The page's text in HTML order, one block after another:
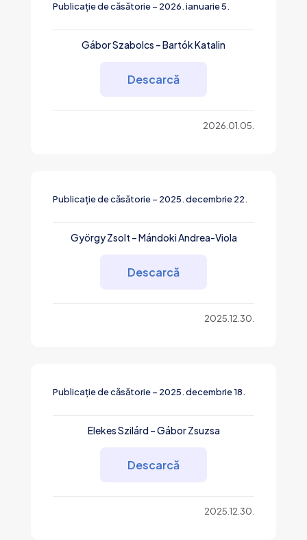
Publicație de căsătorie – 2026. ianuarie 5.
Gábor Szabolcs – Bartók Katalin
Descarcă
2026.01.05.
Publicație de căsătorie – 2025. decembrie 22.
György Zsolt – Mándoki Andrea-Viola
Descarcă
2025.12.30.
Publicație de căsătorie – 2025. decembrie 18.
Elekes Szilárd – Gábor Zsuzsa
Descarcă
2025.12.30.